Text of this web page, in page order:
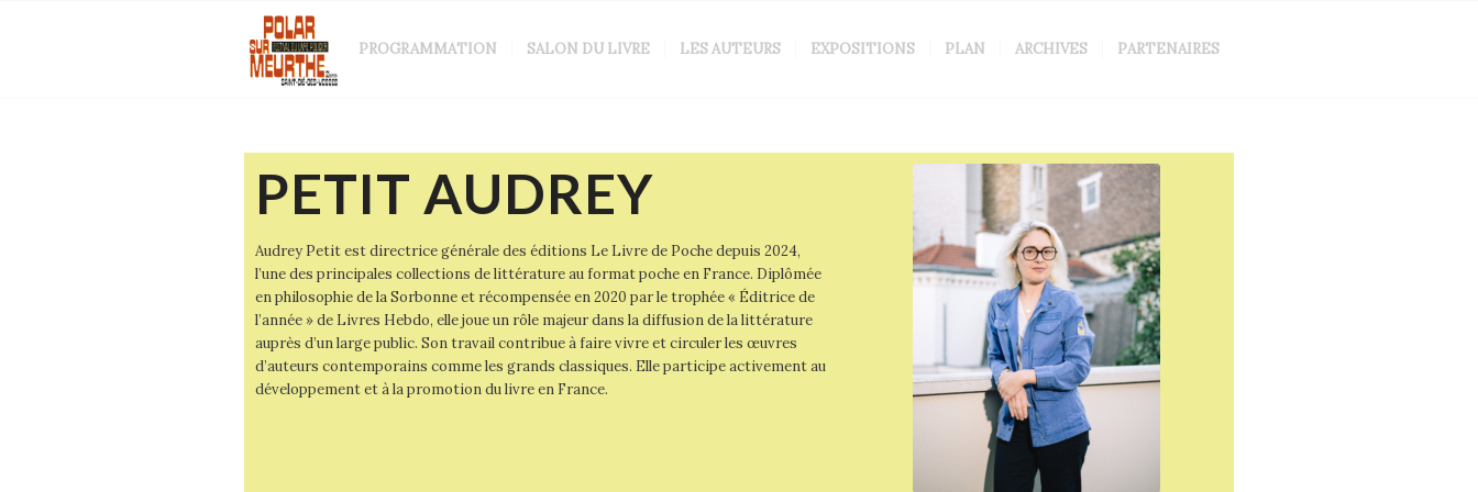
PROGRAMMATION SALON DU LIVRE LES AUTEURS EXPOSITIONS PLAN ARCHIVES PARTENAIRES
PETIT AUDREY
Audrey Petit est directrice générale des éditions Le Livre de Poche depuis 2024,
l’une des principales collections de littérature au format poche en France. Diplômée
en philosophie de la Sorbonne et récompensée en 2020 par le trophée « Éditrice de
l’année » de Livres Hebdo, elle joue un rôle majeur dans la diffusion de la littérature
auprès d’un large public. Son travail contribue à faire vivre et circuler les œuvres
d’auteurs contemporains comme les grands classiques. Elle participe activement au
développement et à la promotion du livre en France.